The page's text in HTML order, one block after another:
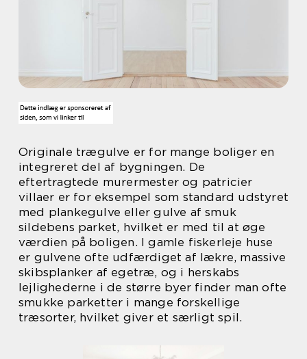
Originale trægulve er for mange boliger en
integreret del af bygningen. De
eftertragtede murermester og patricier
villaer er for eksempel som standard udstyret
med plankegulve eller gulve af smuk
sildebens parket, hvilket er med til at øge
værdien på boligen. I gamle fiskerleje huse
er gulvene ofte udfærdiget af lækre, massive
skibsplanker af egetræ, og i herskabs
lejlighederne i de større byer finder man ofte
smukke parketter i mange forskellige
træsorter, hvilket giver et særligt spil.